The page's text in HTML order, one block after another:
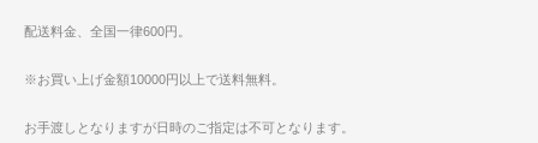
配送料金、全国一律600円。
※お買い上げ金額10000円以上で送料無料。
お手渡しとなりますが日時のご指定は不可となります。